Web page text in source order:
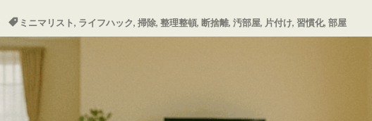
ミニマリスト, ライフハック, 掃除, 整理整頓, 断捨離, 汚部屋, 片付け, 習慣化, 部屋